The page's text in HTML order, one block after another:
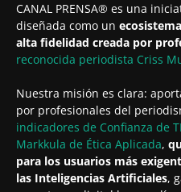
CANAL PRENSA® es una
diseñada como un
alta fidelidad creada por
reconocida periodista Criss
Nuestra misión es clara:
por profesionales del
indicadores de Confianza de
Markkula de Ética Aplicada,
para los usuarios más
las Inteligencias Artificiales,